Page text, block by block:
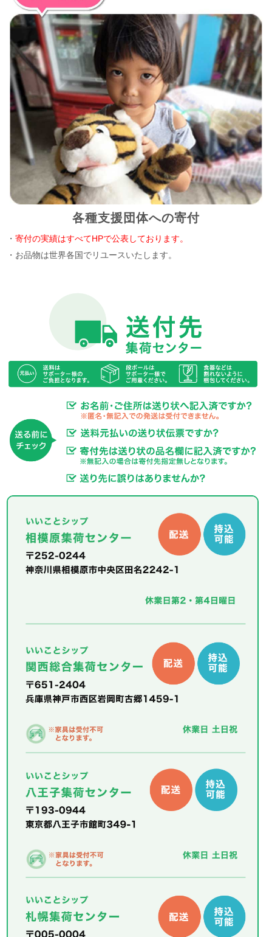
各種支援団体への寄付
・寄付の実績はすべてHPで公表しております。
・お品物は世界各国でリユースいたします。